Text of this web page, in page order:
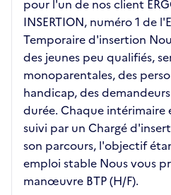
pour l'un de nos client
INSERTION, numéro 1 de
Temporaire d'insertion
des jeunes peu qualifiés,
monoparentales, des
handicap, des
durée. Chaque
suivi par un Chargé
son parcours, l'objectif
emploi stable Nous vous
manœuvre BTP (H/F).